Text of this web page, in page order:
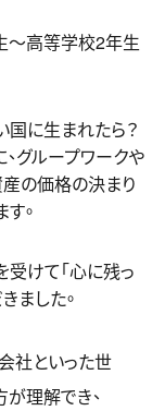
～高等学校2年生
国に生まれたら？
グループワークや
の価格の決まり
す。
受けて「心に残っ
ました。
社といった世
理解でき、